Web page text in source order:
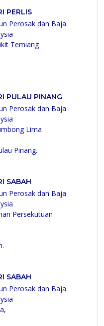
PERLIS
Perosak dan Baja
Temiang
PULAU PINANG
Perosak dan Baja
Lima
Pinang.
SABAH
Perosak dan Baja
Persekutuan
SABAH
Perosak dan Baja